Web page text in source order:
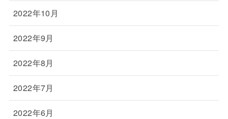
2022年10月
2022年9月
2022年8月
2022年7月
2022年6月